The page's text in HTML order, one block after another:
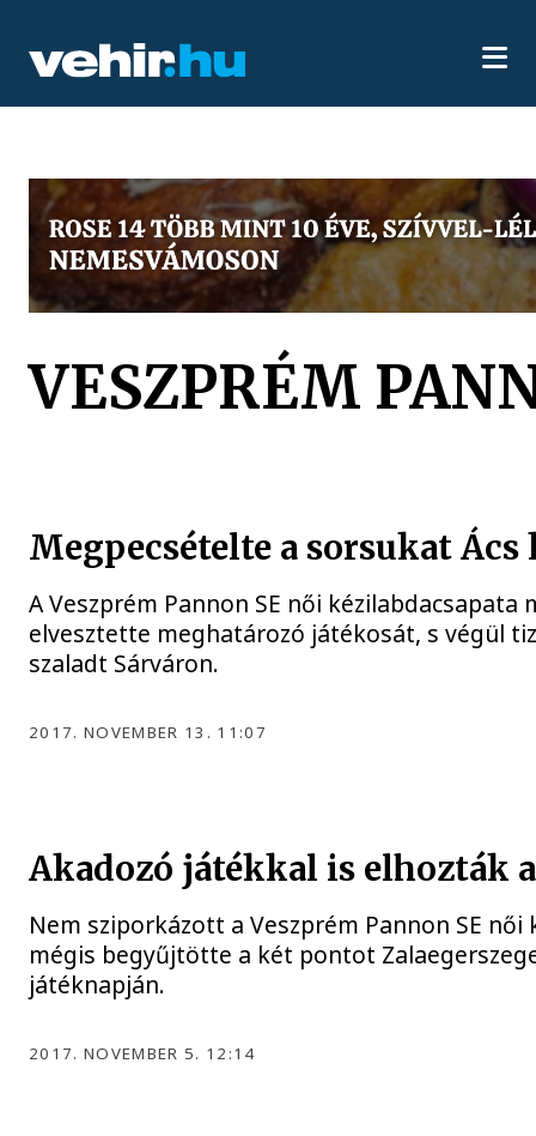
VESZPRÉM
Megpecsételte a sorsukat
A Veszprém Pannon SE női kézilabdacsapata
elvesztette meghatározó játékosát, s végül
szaladt Sárváron.
2017. NOVEMBER 13. 11:07
Akadozó játékkal is elhozták
Nem sziporkázott a Veszprém Pannon SE női
mégis begyűjtötte a két pontot
játéknapján.
2017. NOVEMBER 5. 12:14